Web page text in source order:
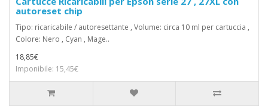
autoreset chip
Tipo: ricaricabile / autoresettante , Volume: circa 10 ml per cartuccia ,
Colore: Nero , Cyan , Mage..
18,85€
Imponibile: 15,45€